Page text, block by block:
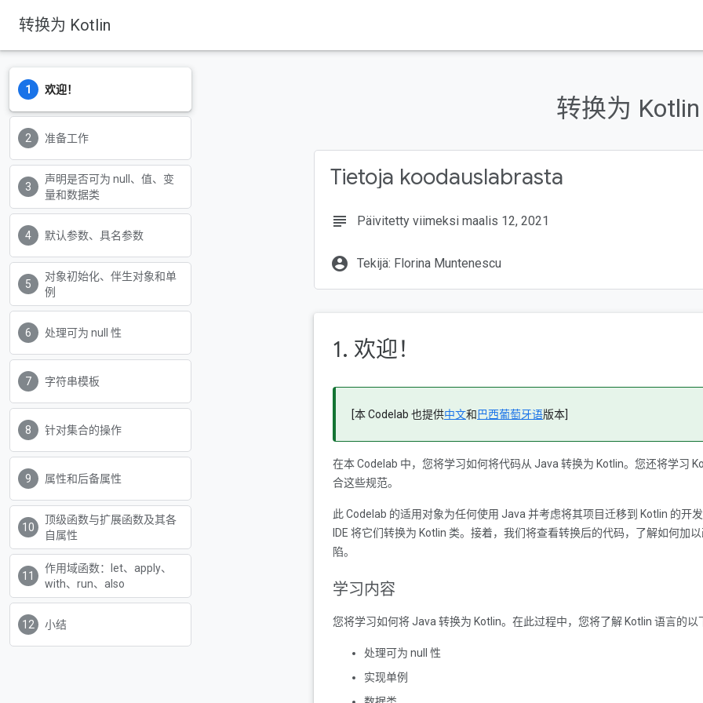
转换为 Kotlin
欢迎！
准备工作
声明是否可为 null、值、变
量和数据类
默认参数、具名参数
对象初始化、伴生对象和单
例
处理可为 null 性
字符串模板
针对集合的操作
属性和后备属性
顶级函数与扩展函数及其各
自属性
作用域函数：let、apply、
with、run、also
小结
转换为 Kotlin
Tietoja koodauslabrasta
subject Päivitetty viimeksi maalis 12, 2021
account_circle Tekijä: Florina Muntenescu
1. 欢迎！
[本 Codelab 也提供中文和巴西葡萄牙语版本]
在本 Codelab 中，您将学习如何将代码从 Java 转换为 Kotlin。您还将学习
合这些规范。
此 Codelab 的适用对象为任何使用 Java 并考虑将其项目迁移到 Kotlin 的开
IDE 将它们转换为 Kotlin 类。接着，我们将查看转换后的代码，了解如何加
陷。
学习内容
您将学习如何将 Java 转换为 Kotlin。在此过程中，您将了解 Kotlin 语言的以
处理可为 null 性
实现单例